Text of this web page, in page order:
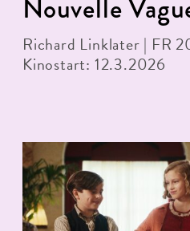
Nouvelle
Richard Linklater | FR
Kinostart: 12.3.2026